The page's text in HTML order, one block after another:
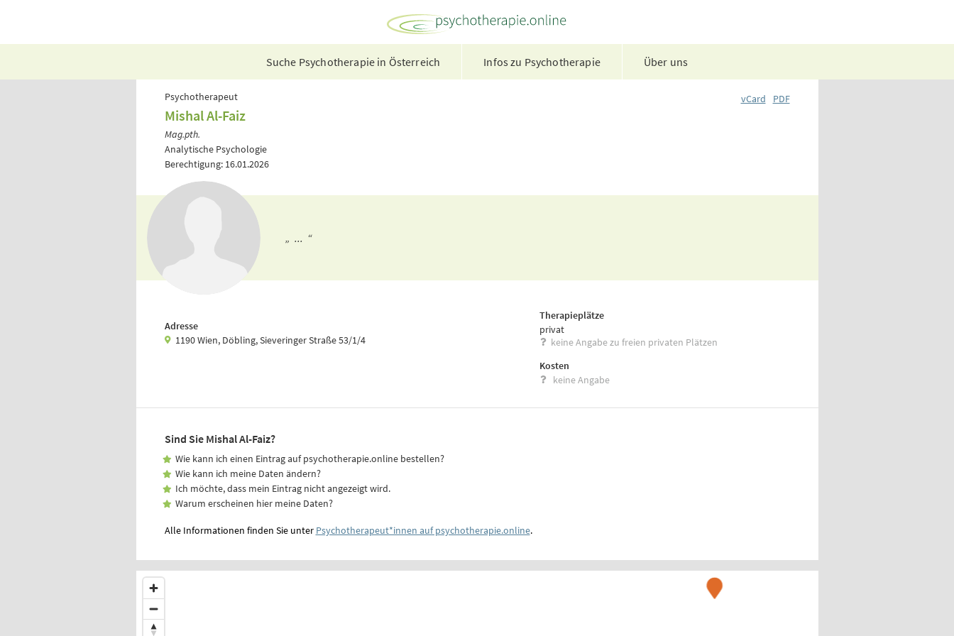
Suche Psychotherapie in Österreich Infos zu Psychotherapie Über uns
Psychotherapeut
Mishal Al-Faiz
Mag.pth.
Analytische Psychologie
Berechtigung: 16.01.2026
vCard PDF
„ ... “
Adresse
1190 Wien, Döbling, Sieveringer Straße 53/1/4
Therapieplätze
privat
keine Angabe zu freien privaten Plätzen
Kosten
keine Angabe
Sind Sie Mishal Al-Faiz?
Wie kann ich einen Eintrag auf psychotherapie.online bestellen?
Wie kann ich meine Daten ändern?
Ich möchte, dass mein Eintrag nicht angezeigt wird.
Warum erscheinen hier meine Daten?
Alle Informationen finden Sie unter Psychotherapeut*innen auf psychotherapie.online.